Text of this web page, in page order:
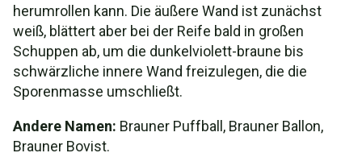
herumrollen kann. Die äußere Wand ist zunächst
weiß, blättert aber bei der Reife bald in großen
Schuppen ab, um die dunkelviolett-braune bis
schwärzliche innere Wand freizulegen, die die
Sporenmasse umschließt.
Andere Namen: Brauner Puffball, Brauner Ballon,
Brauner Bovist.